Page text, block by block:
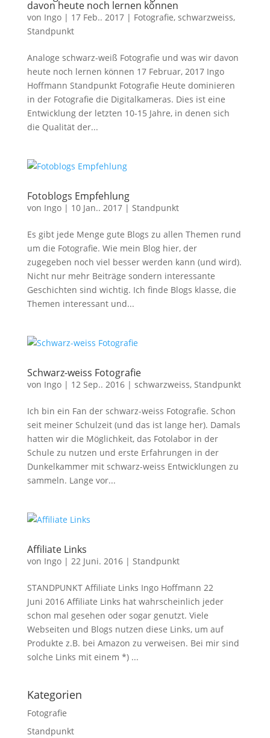
davon heute noch lernen können
von Ingo| 17 Feb.. 2017| Fotografie, schwarzweiss,
Standpunkt
Analoge schwarz-weiß Fotografie und was wir davon
heute noch lernen können 17 Februar, 2017 Ingo
Hoffmann Standpunkt Fotografie Heute dominieren
in der Fotografie die Digitalkameras. Dies ist eine
Entwicklung der letzten 10-15 Jahre, in denen sich
die Qualität der...
Fotoblogs Empfehlung
von Ingo| 10 Jan.. 2017| Standpunkt
Es gibt jede Menge gute Blogs zu allen Themen rund
um die Fotografie. Wie mein Blog hier, der
zugegeben noch viel besser werden kann (und wird).
Nicht nur mehr Beiträge sondern interessante
Geschichten sind wichtig. Ich finde Blogs klasse, die
Themen interessant und...
Schwarz-weiss Fotografie
von Ingo| 12 Sep.. 2016| schwarzweiss, Standpunkt
Ich bin ein Fan der schwarz-weiss Fotografie. Schon
seit meiner Schulzeit (und das ist lange her). Damals
hatten wir die Möglichkeit, das Fotolabor in der
Schule zu nutzen und erste Erfahrungen in der
Dunkelkammer mit schwarz-weiss Entwicklungen zu
sammeln. Lange vor...
Affiliate Links
von Ingo| 22 Juni. 2016| Standpunkt
STANDPUNKT Affiliate Links Ingo Hoffmann 22
Juni 2016 Affiliate Links hat wahrscheinlich jeder
schon mal gesehen oder sogar genutzt. Viele
Webseiten und Blogs nutzen diese Links, um auf
Produkte z.B. bei Amazon zu verweisen. Bei mir sind
solche Links mit einem *) ...
Kategorien
Fotografie
Standpunkt